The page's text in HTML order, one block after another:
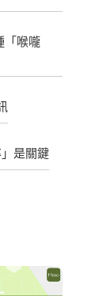
「喉嚨
是關鍵